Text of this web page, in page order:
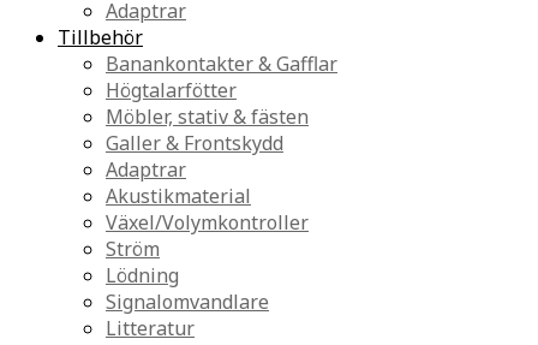
Adaptrar
Tillbehör
Banankontakter & Gafflar
Högtalarfötter
Möbler, stativ & fästen
Galler & Frontskydd
Adaptrar
Akustikmaterial
Växel/Volymkontroller
Ström
Lödning
Signalomvandlare
Litteratur